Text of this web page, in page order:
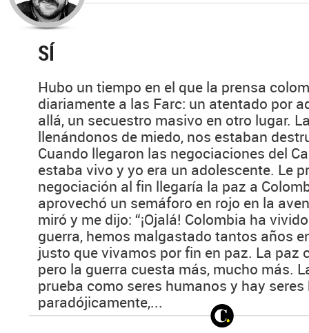
SÍ
Hubo un tiempo en el que la prensa
diariamente a las Farc: un atentado por
allá, un secuestro masivo en otro lugar.
llenándonos de miedo, nos estaban
Cuando llegaron las negociaciones del
estaba vivo y yo era un adolescente. Le
negociación al fin llegaría la paz a
aprovechó un semáforo en rojo en la
miró y me dijo: “¡Ojalá! Colombia ha
guerra, hemos malgastado tantos años
justo que vivamos por fin en paz. La paz
pero la guerra cuesta más, mucho más.
prueba como seres humanos y hay
paradójicamente,...